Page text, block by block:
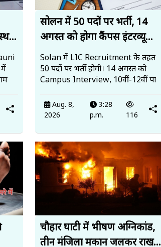
सोलन में 50 पदों पर भर्ती, 14
अगस्त को होगा कैंपस इंटरव्यू...
Solan में LIC Recruitment के तहत
50 पदों पर भर्ती होगी। 14 अगस्त को
Campus Interview, 10वीं-12वीं पा
Aug. 8,
2026
3:28
p.m.
116
चौहार घाटी में भीषण अग्निकांड,
तीन मंजिला मकान जलकर राख...